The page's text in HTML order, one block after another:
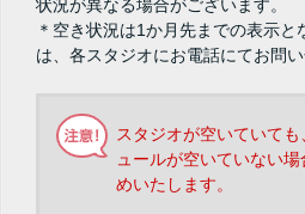
状況が異なる場合がございます。
＊空き状況は1か月先までの表示
は、各スタジオにお電話にてお問い
スタジオが空いていて
ュールが空いていない
めいたします。